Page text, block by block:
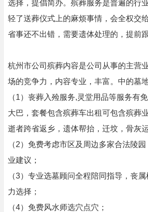
选择，提倡简办。殡葬服务是普遍的行
轻了送葬仪式上的麻烦事情，会全权交
省事还不出错，需要遗体处理的，提前
杭州市公司殡葬内容是公司从事的主营
场的竞争力，内容专业，丰富。中的墓
（1）丧葬入殓服务,灵堂用品等服务有
大巴，套餐包含殡葬车出租可包含殡葬
逝者跨省返乡，遗体帮抬，迁坟，骨灰
（2）免费考虑市区及周边多家合法陵
业建议；
（3）专业选墓顾问全程陪同指导，丧
力选择；
（4）免费风水师选穴点穴；